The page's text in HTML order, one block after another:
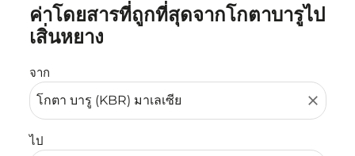
ค่าโดยสารที่ถูกที่สุดจากโกตาบารูไป
เสิ่นหยาง
จาก
close
ไป
ลองอัปเดตเส้นทางของคุณ (ต้นทางและ/หรือปลายทาง) หรื